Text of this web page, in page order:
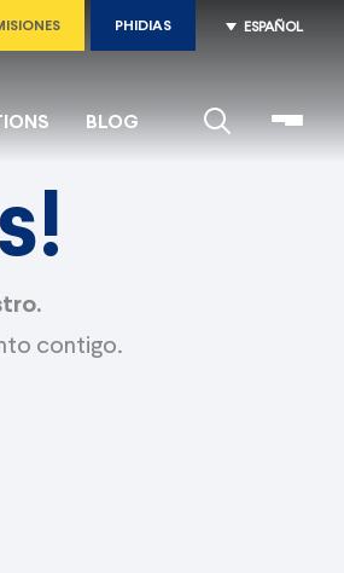
PHIDIAS ESPAÑOL
BLOG
contigo.